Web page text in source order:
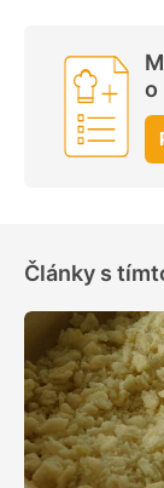
o
Články s